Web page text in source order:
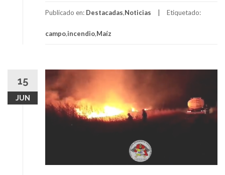
Publicado en: Destacadas,Noticias Etiquetado:
campo,incendio,Maíz
15
JUN